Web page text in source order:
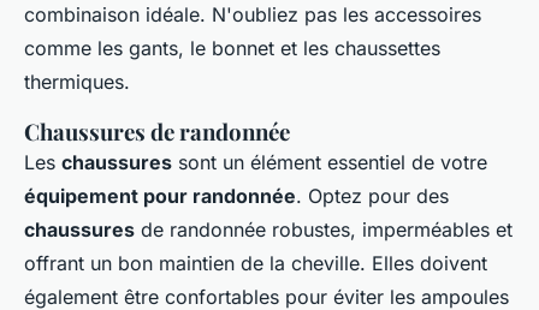
combinaison idéale. N'oubliez pas les accessoires
comme les gants, le bonnet et les chaussettes
thermiques.
Chaussures de randonnée
Les chaussures sont un élément essentiel de votre
équipement pour randonnée. Optez pour des
chaussures de randonnée robustes, imperméables et
offrant un bon maintien de la cheville. Elles doivent
également être confortables pour éviter les ampoules